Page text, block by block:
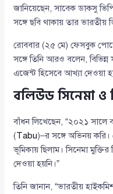
জানিয়েছেন, সাবেক ডাকসু
সঙ্গে ছবি থাকায় তার ভারতীয়
রোববার (২৫ মে) ফেসবুক
সঙ্গে তিনি আরও বলেন, বিভিন্ন
এজেন্ট হিসেবে আখ্যা দেওয়া
বলিউড সিনেমা ও
বাঁধন লিখেছেন, “২০২১ সালে
(Tabu)–র সঙ্গে অভিনয়
ভূমিকায় ছিলাম। সিনেমা
দেওয়া হয়নি।”
তিনি জানান, “ভারতীয়